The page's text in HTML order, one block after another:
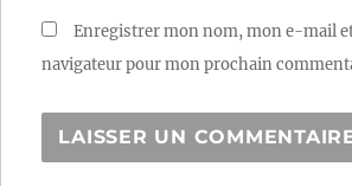
Enregistrer mon nom, mon e-mail
navigateur pour mon prochain